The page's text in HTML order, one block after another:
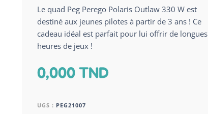
Le quad Peg Perego Polaris Outlaw 330 W est
destiné aux jeunes pilotes à partir de 3 ans ! Ce
cadeau idéal est parfait pour lui offrir de longues
heures de jeux !
0,000TND
UGS : PEG21007